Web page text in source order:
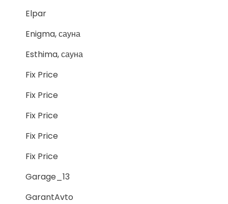
Elpar
Enigma, сауна
Esthima, сауна
Fix Price
Fix Price
Fix Price
Fix Price
Fix Price
Garage_13
GarantAvto